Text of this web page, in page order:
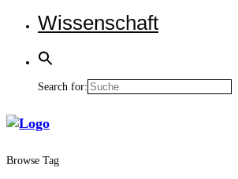
Wis­sen­schaft
Search for:
Browse Tag